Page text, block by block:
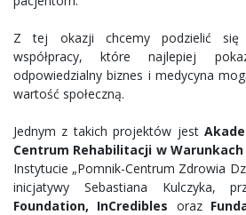
Z tej okazji chcemy podzielić się
współpracy, które najlepiej
odpowiedzialny biznes i medycyna
wartość społeczną.
Jednym z takich projektów jest
Centrum Rehabilitacji w Warunkach
Instytucie „Pomnik-Centrum Zdrowia
inicjatywy Sebastiana Kulczyka,
Foundation, InCredibles oraz